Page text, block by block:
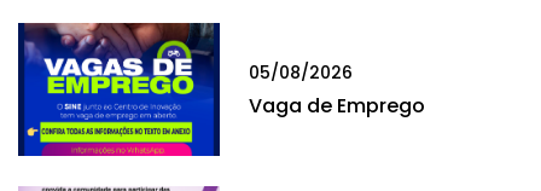
05/08/2026
Vaga de Emprego